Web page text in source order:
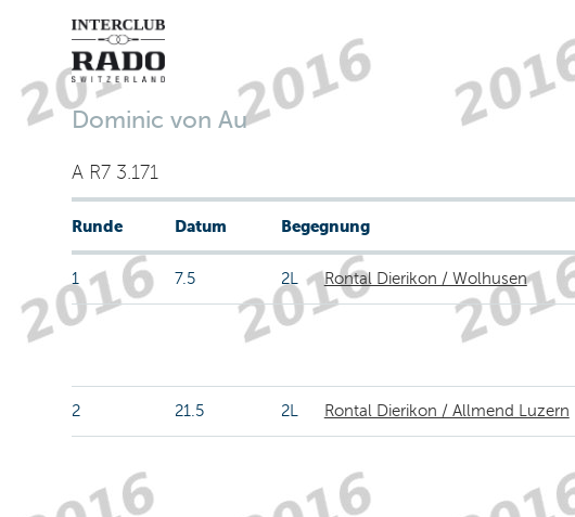
Dominic von Au
A R7 3.171
Runde Datum Begegnung
1 7.5 2L Rontal Dierikon / Wolhusen
2 21.5 2L Rontal Dierikon / Allmend Luzern